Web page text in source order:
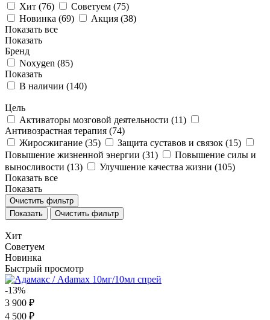
Хит (76) Советуем (75)
Новинка (69) Акция (38)
Показать все
Показать
Бренд
Noxygen (85)
Показать
В наличии (140)
Цель
Активаторы мозговой деятельности (11)
Антивозрастная терапия (74)
Жиросжигание (35) Защита суставов и связок (15)
Повышение жизненной энергии (31)
Повышение силы и
выносливости (13) Улучшение качества жизни (105)
Показать все
Показать
Очистить фильтр
Очистить фильтр
Хит
Советуем
Новинка
Быстрый просмотр
-13%
3 900 ₽
4 500 ₽